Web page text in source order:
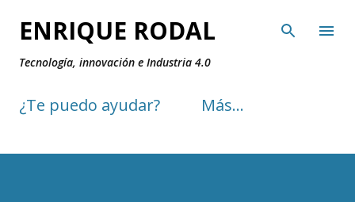
Ir al contenido principal
ENRIQUE RODAL
Tecnología, innovación e Industria 4.0
¿Te puedo ayudar? Más…